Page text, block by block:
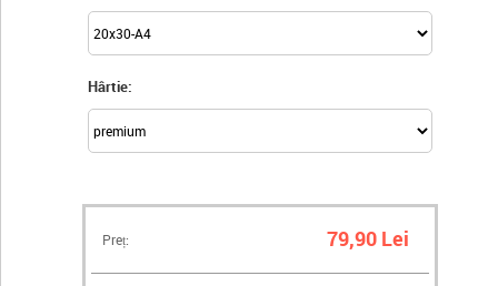
Hârtie:
Preț: 79,90 Lei